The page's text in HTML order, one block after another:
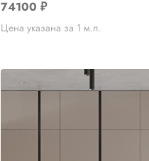
74100 ₽
Цена указана за 1 м.п.